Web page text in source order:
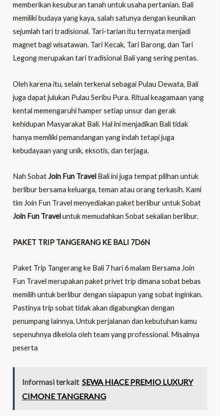
memberikan kesuburan tanah untuk usaha pertanian. Bali
memiliki budaya yang kaya, salah satunya dengan keunikan
sejumlah tari tradisional. Tari-tarian itu ternyata menjadi
magnet bagi wisatawan. Tari Kecak, Tari Barong, dan Tari
Legong merupakan tari tradisional Bali yang sering pentas.
Oleh karena itu, selain terkenal sebagai Pulau Dewata, Bali
juga dapat julukan Pulau Seribu Pura. Ritual keagamaan yang
kental memengaruhi hamper setiap unsur dan gerak
kehidupan Masyarakat Bali. Hal ini menjadikan Bali tidak
hanya memiliki pemandangan yang indah tetapi juga
kebudayaan yang unik, eksotis, dan terjaga.
Nah SobatJoin Fun Travel Bali ini juga tempat pilihan untuk
berlibur bersama keluarga, teman atau orang terkasih. Kami
tim Join Fun Travel menyediakan paket berlibur untuk Sobat
Join Fun Traveluntuk memudahkan Sobat sekalian berlibur.
PAKET TRIP TANGERANG KE BALI 7D6N
Paket Trip Tangerang ke Bali 7 hari 6 malam Bersama Join
Fun Travel merupakan paket privet trip dimana sobat bebas
memilih untuk berlibur dengan siapapun yang sobat inginkan.
Pastinya trip sobat tidak akan digabungkan dengan
penumpang lainnya. Untuk perjalanan dan kebutuhan kamu
sepenuhnya dikelola oleh team yang professional. Misalnya
peserta
Informasi terkait SEWA HIACE PREMIO LUXURY
CIMONE TANGERANG